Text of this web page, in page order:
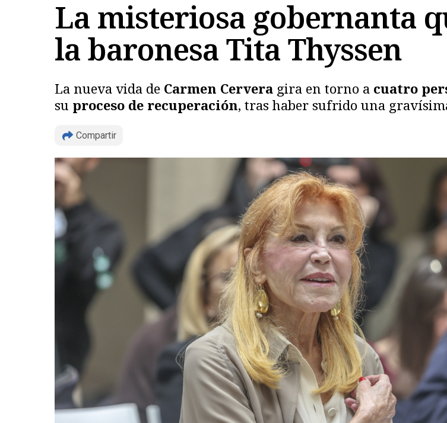
La misteriosa gobernanta
la baronesa Tita Thyssen
La nueva vida de Carmen Cervera gira en torno a cuatro
su proceso de recuperación, tras haber sufrido una
Compartir
Copiar